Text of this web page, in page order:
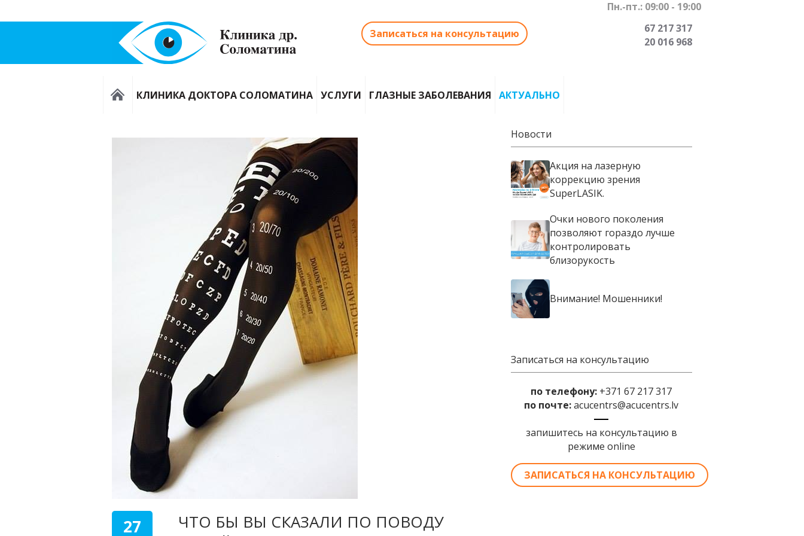
Пн.-пт.: 09:00 - 19:00
Записаться на консультацию
67 217 317
20 016 968
КЛИНИКА ДОКТОРА СОЛОМАТИНА УСЛУГИ ГЛАЗНЫЕ ЗАБОЛЕВАНИЯ АКТУАЛЬНО
27
ЧТО БЫ ВЫ СКАЗАЛИ ПО ПОВОДУ
Новости
Акция на лазерную
коррекцию зрения
SuperLASIK.
Очки нового поколения
позволяют гораздо лучше
контролировать
близорукость
Внимание! Мошенники!
Записаться на консультацию
по телефону: +371 67 217 317
по почте:acucentrs@acucentrs.lv
запишитесь на консультацию в
режиме online
ЗАПИСАТЬСЯ НА КОНСУЛЬТАЦИЮ